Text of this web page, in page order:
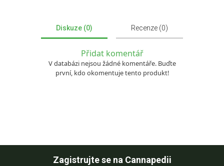
Diskuze (0) Recenze (0)
Přidat komentář
V databázi nejsou žádné komentáře. Buďte
první, kdo okomentuje tento produkt!
Zagistrujte se na Cannapedii